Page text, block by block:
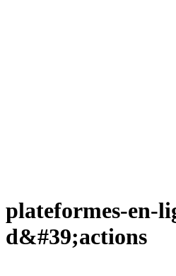
plateformes-en-
d&#39;actions